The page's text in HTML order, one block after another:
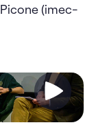
(imec-